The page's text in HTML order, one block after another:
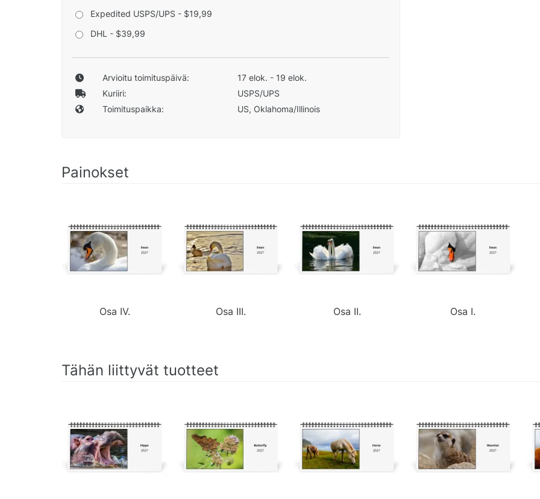
Expedited USPS/UPS - $19,99
DHL - $39,99
Arvioitu toimituspäivä:
17 elok. - 19 elok.
Kuriiri:
USPS/UPS
Toimituspaikka:
US, Oklahoma/Illinois
Painokset
Osa IV. Osa III. Osa II. Osa I.
Tähän liittyvät tuotteet